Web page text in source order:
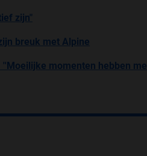
zijn"
breuk met Alpine
momenten hebben me